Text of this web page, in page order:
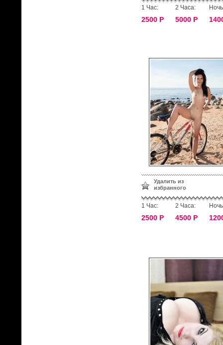
1 Час:
2500 Р
2 Часа:
5000 Р
Удалить из
избранного
1 Час:
2500 Р
2 Часа:
4500 Р